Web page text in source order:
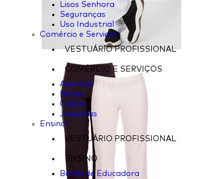
Lisos Senhora
Seguranças
Uso Industrial
Comércio e Serviços
VESTUÁRIO PROFISSIONAL
COMÉRCIO E SERVIÇOS
Aventais
Batas
Calças
Jaquetas
Ensino
VESTUÁRIO PROFISSIONAL
ENSINO
Batas de Educadora